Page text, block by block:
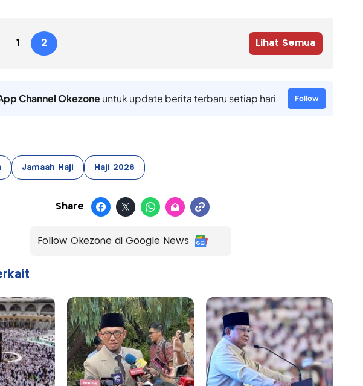
1 2 Lihat Semua
Channel Okezoneuntuk update berita terbaru setiap hari Follow
Jamaah Haji Haji 2026
Share
Follow Okezone di Google News